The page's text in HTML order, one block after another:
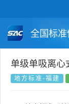
全国标
国家标准
单级单吸离心
地方标准-福建